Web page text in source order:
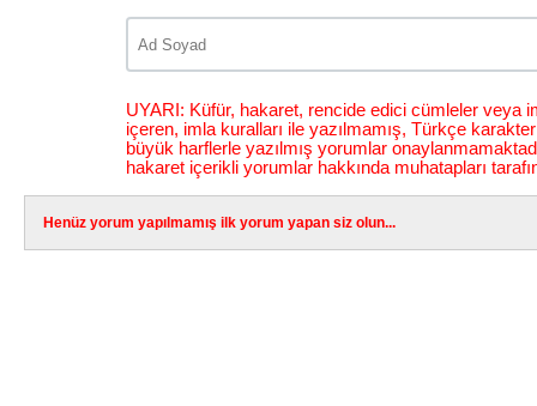
UYARI: Küfür, hakaret, rencide edici cümleler veya
içeren, imla kuralları ile yazılmamış, Türkçe
büyük harflerle yazılmış yorumlar
hakaret içerikli yorumlar hakkında muhatapları
Henüz yorum yapılmamış ilk yorum yapan siz olun...